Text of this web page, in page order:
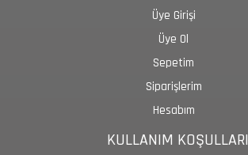
Üye Girişi
Üye Ol
Sepetim
Siparişlerim
Hesabım
KULLANIM KOŞULLARI